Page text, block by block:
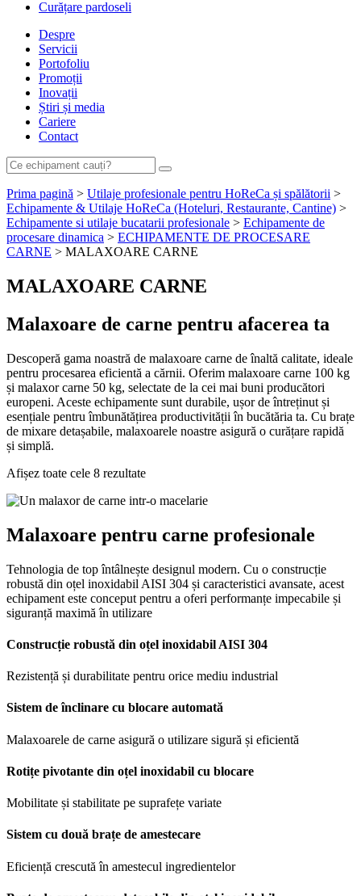
Curățare pardoseli
Despre
Servicii
Portofoliu
Promoții
Inovații
Știri și media
Cariere
Contact
Prima pagină > Utilaje profesionale pentru HoReCa și spălătorii >
Echipamente & Utilaje HoReCa (Hoteluri, Restaurante, Cantine) >
Echipamente si utilaje bucatarii profesionale > Echipamente de
procesare dinamica > ECHIPAMENTE DE PROCESARE
CARNE > MALAXOARE CARNE
MALAXOARE CARNE
Malaxoare de carne pentru afacerea ta
Descoperă gama noastră de malaxoare carne de înaltă calitate, ideale
pentru procesarea eficientă a cărnii. Oferim malaxoare carne 100 kg
și malaxor carne 50 kg, selectate de la cei mai buni producători
europeni. Aceste echipamente sunt durabile, ușor de întreținut și
esențiale pentru îmbunătățirea productivității în bucătăria ta. Cu brațe
de mixare detașabile, malaxoarele noastre asigură o curățare rapidă
și simplă.
Afișez toate cele 8 rezultate
Malaxoare pentru carne profesionale
Tehnologia de top întâlnește designul modern. Cu o construcție
robustă din oțel inoxidabil AISI 304 și caracteristici avansate, acest
echipament este conceput pentru a oferi performanțe impecabile și
siguranță maximă în utilizare
Construcție robustă din oțel inoxidabil AISI 304
Rezistență și durabilitate pentru orice mediu industrial
Sistem de înclinare cu blocare automată
Malaxoarele de carne asigură o utilizare sigură și eficientă
Rotițe pivotante din oțel inoxidabil cu blocare
Mobilitate și stabilitate pe suprafețe variate
Sistem cu două brațe de amestecare
Eficiență crescută în amestecul ingredientelor